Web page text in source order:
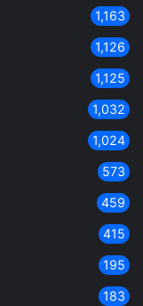
1,163
1,126
1,125
1,032
1,024
573
459
415
195
183